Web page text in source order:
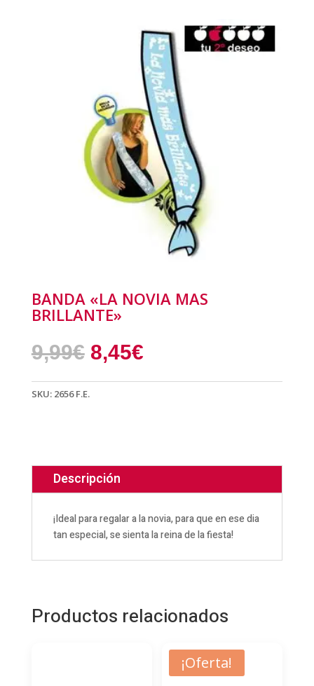
BANDA «LA NOVIA MAS
BRILLANTE»
9,99€ El
precio
original
era:
8,45€El
actual
SKU: 2656 F.E.
Descripción
¡Ideal para regalar a la novia, para que en ese dia
tan especial, se sienta la reina de la fiesta!
Productos relacionados
¡Oferta!